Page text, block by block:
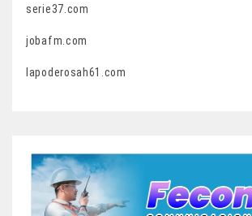
serie37.com
jobafm.com
lapoderosah61.com